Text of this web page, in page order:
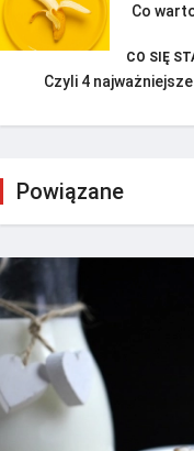
Co
CO SIĘ
Czyli 4
Powiązane